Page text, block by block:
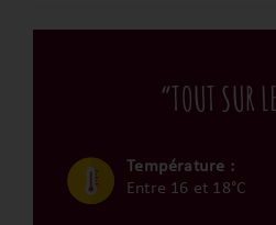
“TOUT SUR
Température :
Entre 16 et 18°C